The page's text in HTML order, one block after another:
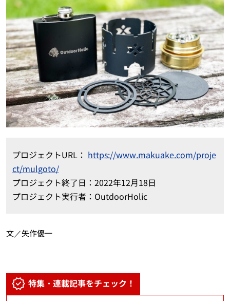
プロジェクトURL： https://www.makuake.com/proje
ct/mulgoto/
プロジェクト終了日： 2022年12月18日
プロジェクト実行者：OutdoorHolic
文／矢作優一
特集・連載記事をチェック！